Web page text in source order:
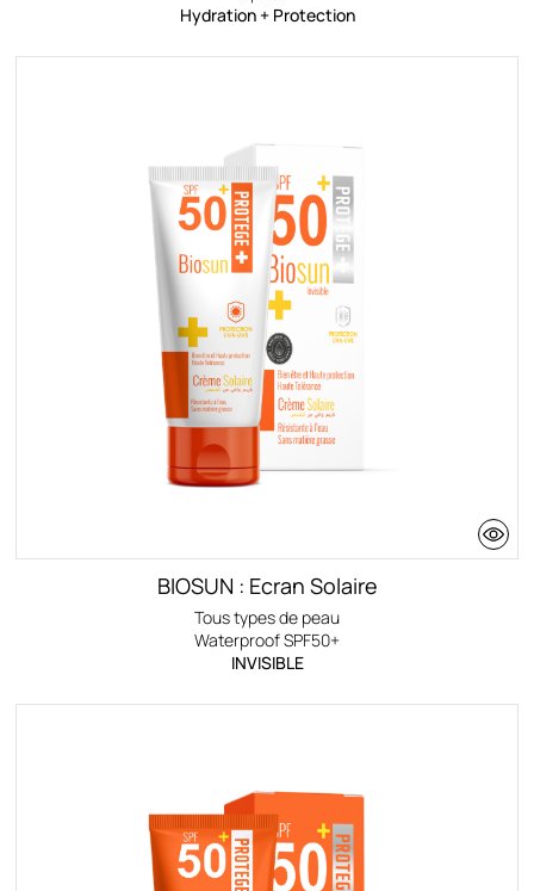
Hydration + Protection
BIOSUN : Ecran Solaire
Tous types de peau
Waterproof SPF50+
INVISIBLE